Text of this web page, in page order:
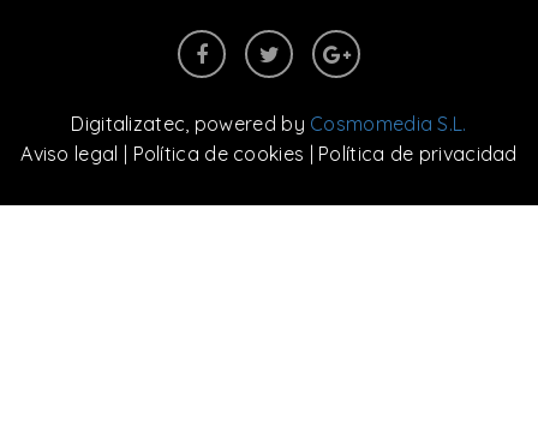
Digitalizatec, powered by Cosmomedia S.L.
Aviso legal
Política de cookies Política de privacidad